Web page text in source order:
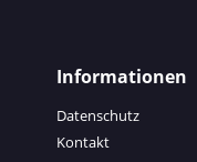
Informationen
Datenschutz
Kontakt